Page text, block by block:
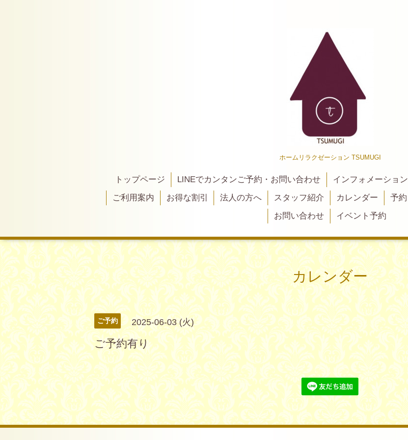
ホームリラクゼーション TSUMUGI
トップページ LINEでカンタンご予約・お問い合わせ インフォメーション
ご利用案内
お得な割引 法人の方へ スタッフ紹介 カレンダー 予約
お問い合わせ
イベント予約
カレンダー
ご予約 2025-06-03 (火)
ご予約有り